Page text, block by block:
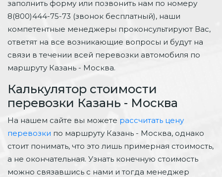
заполнить форму или позвонить нам по номеру
8(800)444-75-73 (звонок бесплатный), наши
компетентные менеджеры проконсультируют Вас,
ответят на все возникающие вопросы и будут на
связи в течении всей перевозки автомобиля по
маршруту Казань - Москва.
Калькулятор стоимости
перевозки Казань - Москва
На нашем сайте вы можете рассчитать цену
перевозки по маршруту Казань - Москва, однако
стоит понимать, что это лишь примерная стоимость,
а не окончательная. Узнать конечную стоимость
можно связавшись с нами и тогда менеджер